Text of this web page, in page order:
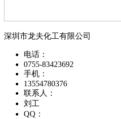
深圳市龙夫化工有限公司
电话：
0755-83423692
手机：
13554780376
联系人：
刘工
QQ：